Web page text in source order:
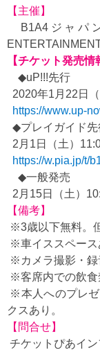
【主催】
B1A4ジャパ
【チケット発売情
◆uP!!!先行
2020年1月22日
https://www.up-
◆プレイガイド先
2月1日（土）
https://w.pia.jp/t/
◆一般発売
2月15日（土）
【備考】
※3歳以下無料。
※車イススペース
※カメラ撮影・
※客席内での飲食
※本人へのプレ
クスあり。
【問合せ】
チケットぴあイ